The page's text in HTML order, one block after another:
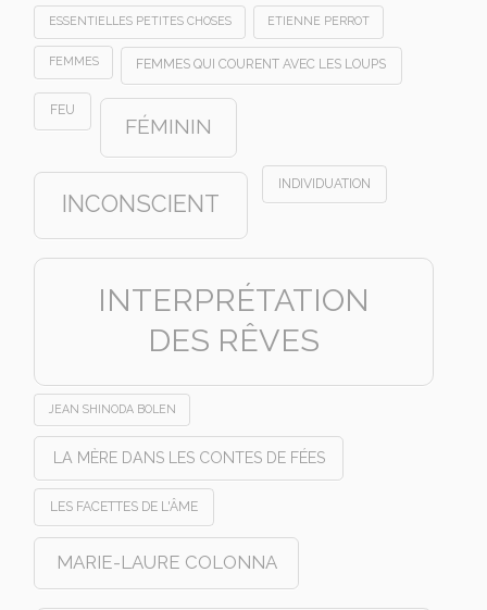
ESSENTIELLES PETITES CHOSES ETIENNE PERROT
FEMMES FEMMES QUI COURENT AVEC LES LOUPS
FEU
FÉMININ
INCONSCIENT
INDIVIDUATION
INTERPRÉTATION
DES RÊVES
JEAN SHINODA BOLEN
LA MÈRE DANS LES CONTES DE FÉES
LES FACETTES DE L'ÂME
MARIE-LAURE COLONNA